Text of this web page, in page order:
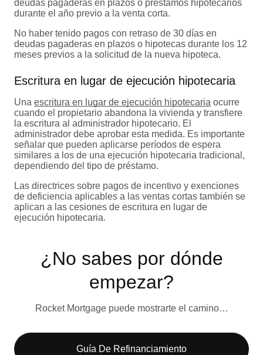
deudas pagaderas en plazos o préstamos hipotecarios
durante el año previo a la venta corta.
No haber tenido pagos con retraso de 30 días en
deudas pagaderas en plazos o hipotecas durante los 12
meses previos a la solicitud de la nueva hipoteca.
Escritura en lugar de ejecución hipotecaria
Una escritura en lugar de ejecución hipotecaria ocurre
cuando el propietario abandona la vivienda y transfiere
la escritura al administrador hipotecario. El
administrador debe aprobar esta medida. Es importante
señalar que pueden aplicarse períodos de espera
similares a los de una ejecución hipotecaria tradicional,
dependiendo del tipo de préstamo.
Las directrices sobre pagos de incentivo y exenciones
de deficiencia aplicables a las ventas cortas también se
aplican a las cesiones de escritura en lugar de
ejecución hipotecaria.
¿No sabes por dónde
empezar?
Rocket Mortgage puede mostrarte el camino…
Guía De Refinanciamiento